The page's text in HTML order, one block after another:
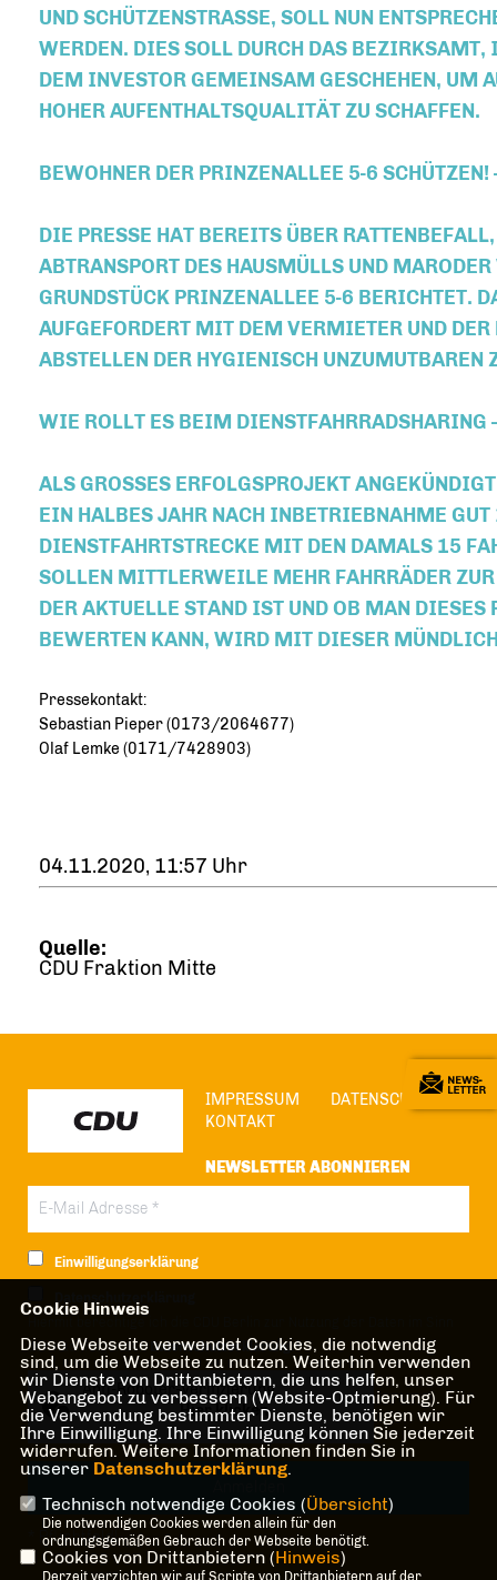
UND SCHÜTZENSTRASSE, SOLL NUN
ERDEN. DIES SOLL DURCH DAS BEZIRKSAMT,
EM INVESTOR GEMEINSAM GESCHEHEN, UM
OHER AUFENTHALTSQUALITÄT ZU SCHAFFEN.
BEWOHNER DER PRINZENALLEE 5-6
DIE PRESSE HAT BEREITS ÜBER
ABTRANSPORT DES HAUSMÜLLS UND
GRUNDSTÜCK PRINZENALLEE 5-6 BERICHTET.
AUFGEFORDERT MIT DEM VERMIETER UND DER
ABSTELLEN DER HYGIENISCH UNZUMUTBAREN
WIE ROLLT ES BEIM
ALS GROSSES ERFOLGSPROJEKT
IN HALBES JAHR NACH INBETRIEBNAHME GUT
IENSTFAHRTSTRECKE MIT DEN DAMALS 15
OLLEN MITTLERWEILE MEHR FAHRRÄDER ZUR
ER AKTUELLE STAND IST UND OB MAN DIESES
EWERTEN KANN, WIRD MIT DIESER
Pressekontakt:
Sebastian Pieper (0173/2064677)
Olaf Lemke (0171/7428903)
04.11.2020, 11:57 Uhr
Quelle:
CDU Fraktion Mitte
IMPRESSUM
DATENSCHUTZ
KONTAKT
NEWSLETTER ABONNIEREN
Einwilligungserklärung
der nachfolgenden Datenschutzerklärung.*
Anti-Roboter-Verifizierung
Hier klicken
Friendly Captcha ⇗
* Pflichtfeld!
Cookie Hinweis
Diese Webseite verwendet Cookies, die notwendig
sind, um die Webseite zu nutzen. Weiterhin verwenden
wir Dienste von Drittanbietern, die uns helfen, unser
Webangebot zu verbessern (Website-Optmierung). Für
die Verwendung bestimmter Dienste, benötigen wir
Ihre Einwilligung. Ihre Einwilligung können Sie jederzeit
widerrufen. Weitere Informationen finden Sie in
unserer Datenschutzerklärung.
Technisch notwendige Cookies (Übersicht)
Die notwendigen Cookies werden allein für den
ordnungsgemäßen Gebrauch der Webseite benötigt.
Cookies von Drittanbietern (Hinweis)
Derzeit verzichten wir auf Scripte von Drittanbietern auf der